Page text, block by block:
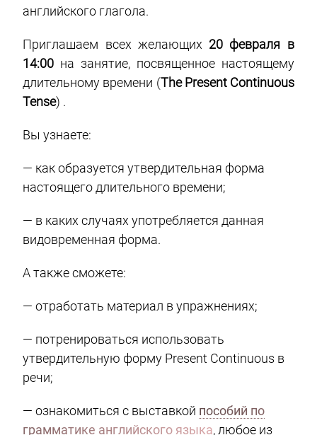
английского глагола.
Приглашаем всех желающих 20 февраля в
14:00 на занятие, посвященное настоящему
длительному времени (The Present Continuous
Tense) .
Вы узнаете:
— как образуется утвердительная форма
настоящего длительного времени;
— в каких случаях употребляется данная
видовременная форма.
А также сможете:
— отработать материал в упражнениях;
— потренироваться использовать
утвердительную форму Present Continuous в
речи;
— ознакомиться с выставкой пособий по
грамматике английского языка, любое из